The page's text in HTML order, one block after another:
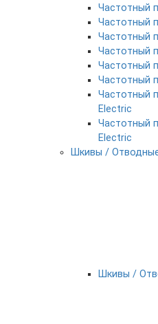
Частотный
Частотный
Частотный
Частотный
Частотный
Частотный
Частотный
Electric
Частотный
Electric
Шкивы /
Шкивы /